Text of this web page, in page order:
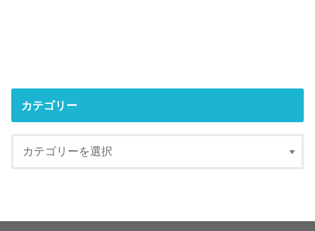
カテゴリー